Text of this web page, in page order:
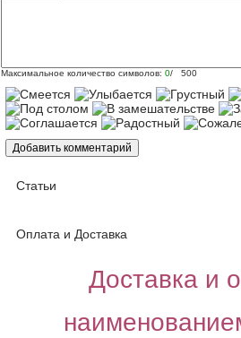
Максимальное количество символов: 0/ 500
Статьи
Оплата и Доставка
Доставка и